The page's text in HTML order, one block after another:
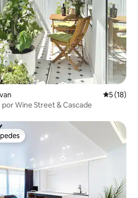
5 de uma
5 (18)
Wine Street & Cascade
dos hóspedes